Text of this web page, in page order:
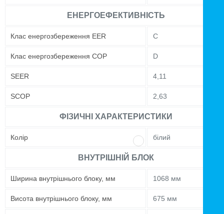
ЕНЕРГОЕФЕКТИВНІСТЬ
Клас енергозбереження EER C
Клас енергозбереження COP D
SEER 4,11
SCOP 2,63
ФІЗИЧНІ ХАРАКТЕРИСТИКИ
Колір білий
ВНУТРІШНІЙ БЛОК
Ширина внутрішнього блоку, мм 1068 мм
Висота внутрішнього блоку, мм 675 мм